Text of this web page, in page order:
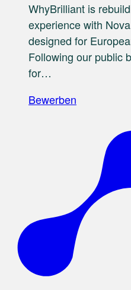
WhyBrilliant is
experience with
designed for
Following our public
for…
Bewerben